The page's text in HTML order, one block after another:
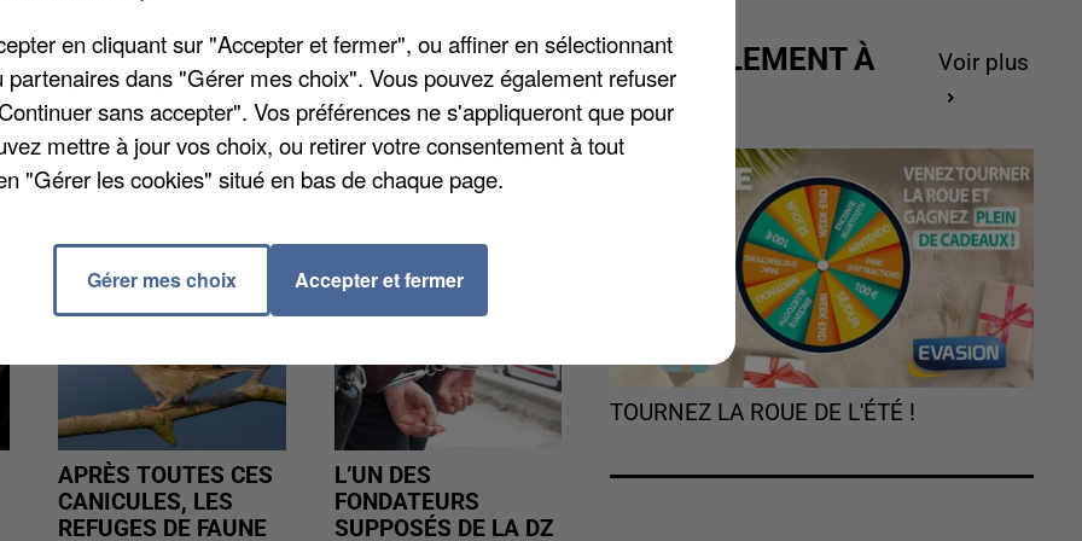
accessibles dès l'âge de 15 ans : boulangerie,
esthétique, fleuriste, auto, électricité et
sur le site cfa77.fr.
APRÈS TOUTES CES
CANICULES, LES
REFUGES DE FAUNE
L’UN DES
FONDATEURS
SUPPOSÉS DE LA DZ
ACTUELLEMENT À
GAGNER
Voir plus
TOURNEZ LA ROUE DE L'ÉTÉ !
en cliquant sur "Accepter et fermer", ou affiner en sélectionnant
partenaires dans "Gérer mes choix". Vous pouvez également refuser
sans accepter". Vos préférences ne s'appliqueront que pour
mettre à jour vos choix, ou retirer votre consentement à tout
"Gérer les cookies" situé en bas de chaque page.
Gérer mes choix Accepter et fermer